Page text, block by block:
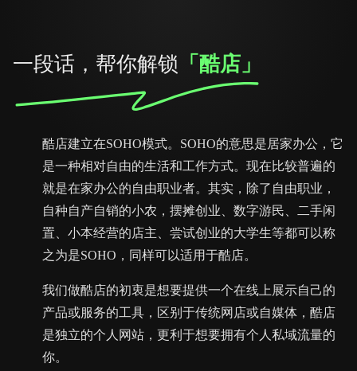
一段话，帮你解锁 「酷店」
酷店建立在SOHO模式。SOHO的意思是居家办公，它
是一种相对自由的生活和工作方式。现在比较普遍的
就是在家办公的自由职业者。其实，除了自由职业，
自种自产自销的小农，摆摊创业、数字游民、二手闲
置、小本经营的店主、尝试创业的大学生等都可以称
之为是SOHO，同样可以适用于酷店。
我们做酷店的初衷是想要提供一个在线上展示自己的
产品或服务的工具，区别于传统网店或自媒体，酷店
是独立的个人网站，更利于想要拥有个人私域流量的
你。